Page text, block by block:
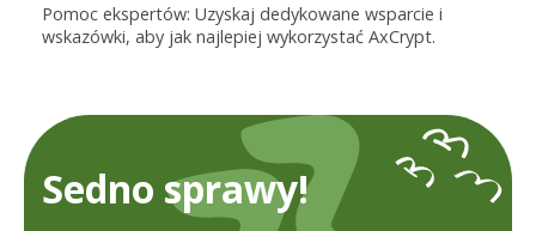
Pomoc ekspertów: Uzyskaj dedykowane wsparcie i
wskazówki, aby jak najlepiej wykorzystać AxCrypt.
Sedno sprawy!